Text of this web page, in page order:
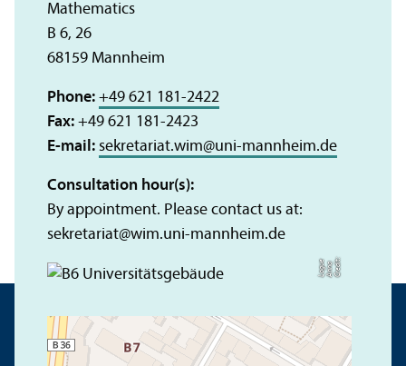
C
r
e
dit:
A
n
n
aL
o
g
u
e
Mathematics
B 6, 26
68159 Mannheim
Phone: +49 621 181-2422
Fax: +49 621 181-2423
E-mail: sekretariat.wim@uni-mannheim.de
Consultation hour(s):
By appointment. Please contact us at:
sekretariat@wim.uni-mannheim.de